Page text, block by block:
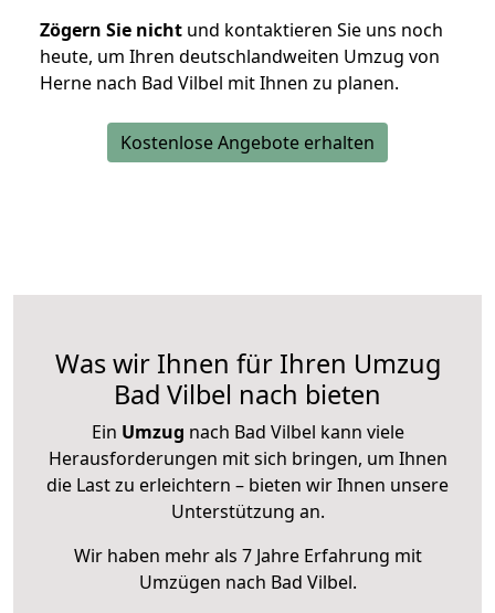
Zögern Sie nicht und kontaktieren Sie uns noch
heute, um Ihren deutschlandweiten Umzug von
Herne nach Bad Vilbel mit Ihnen zu planen.
Kostenlose Angebote erhalten
Was wir Ihnen für Ihren Umzug
Bad Vilbel nach bieten
Ein Umzug nach Bad Vilbel kann viele
Herausforderungen mit sich bringen, um Ihnen
die Last zu erleichtern – bieten wir Ihnen unsere
Unterstützung an.
Wir haben mehr als 7 Jahre Erfahrung mit
Umzügen nach Bad Vilbel.